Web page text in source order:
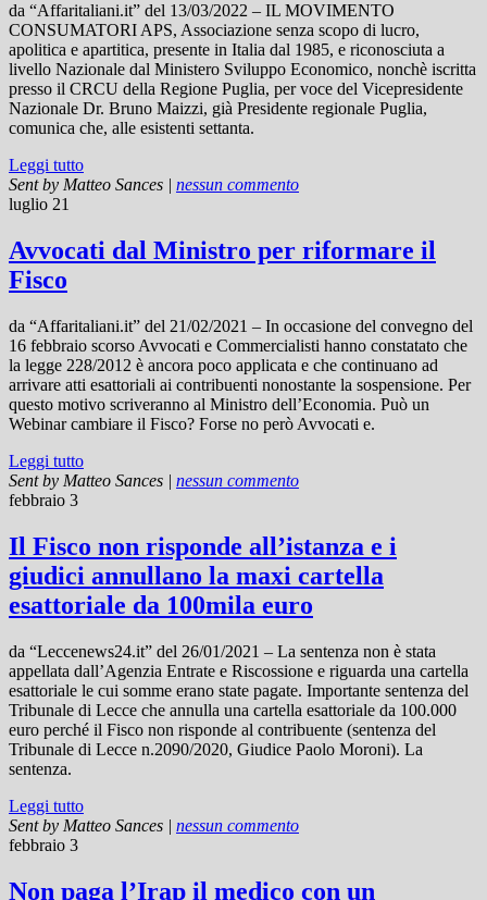
da “Affaritaliani.it” del 13/03/2022 – IL MOVIMENTO
CONSUMATORI APS, Associazione senza scopo di lucro,
apolitica e apartitica, presente in Italia dal 1985, e riconosciuta a
livello Nazionale dal Ministero Sviluppo Economico, nonchè iscritta
presso il CRCU della Regione Puglia, per voce del Vicepresidente
Nazionale Dr. Bruno Maizzi, già Presidente regionale Puglia,
comunica che, alle esistenti settanta.
Leggi tutto
Sent by Matteo Sances | nessun commento
luglio 21
Avvocati dal Ministro per riformare il
Fisco
da “Affaritaliani.it” del 21/02/2021 – In occasione del convegno del
16 febbraio scorso Avvocati e Commercialisti hanno constatato che
la legge 228/2012 è ancora poco applicata e che continuano ad
arrivare atti esattoriali ai contribuenti nonostante la sospensione. Per
questo motivo scriveranno al Ministro dell’Economia. Può un
Webinar cambiare il Fisco? Forse no però Avvocati e.
Leggi tutto
Sent by Matteo Sances | nessun commento
febbraio 3
Il Fisco non risponde all’istanza e i
giudici annullano la maxi cartella
esattoriale da 100mila euro
da “Leccenews24.it” del 26/01/2021 – La sentenza non è stata
appellata dall’Agenzia Entrate e Riscossione e riguarda una cartella
esattoriale le cui somme erano state pagate. Importante sentenza del
Tribunale di Lecce che annulla una cartella esattoriale da 100.000
euro perché il Fisco non risponde al contribuente (sentenza del
Tribunale di Lecce n.2090/2020, Giudice Paolo Moroni). La
sentenza.
Leggi tutto
Sent by Matteo Sances | nessun commento
febbraio 3
Non paga l’Irap il medico con un